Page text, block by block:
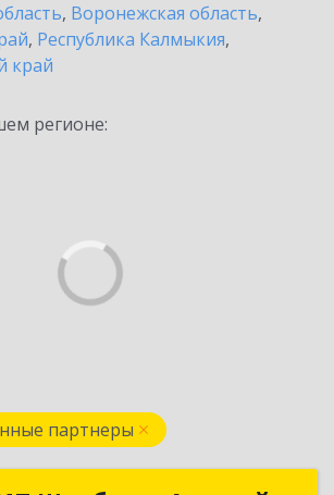
, Воронежская область,
, Республика Калмыкия,
край
регионе:
партнеры